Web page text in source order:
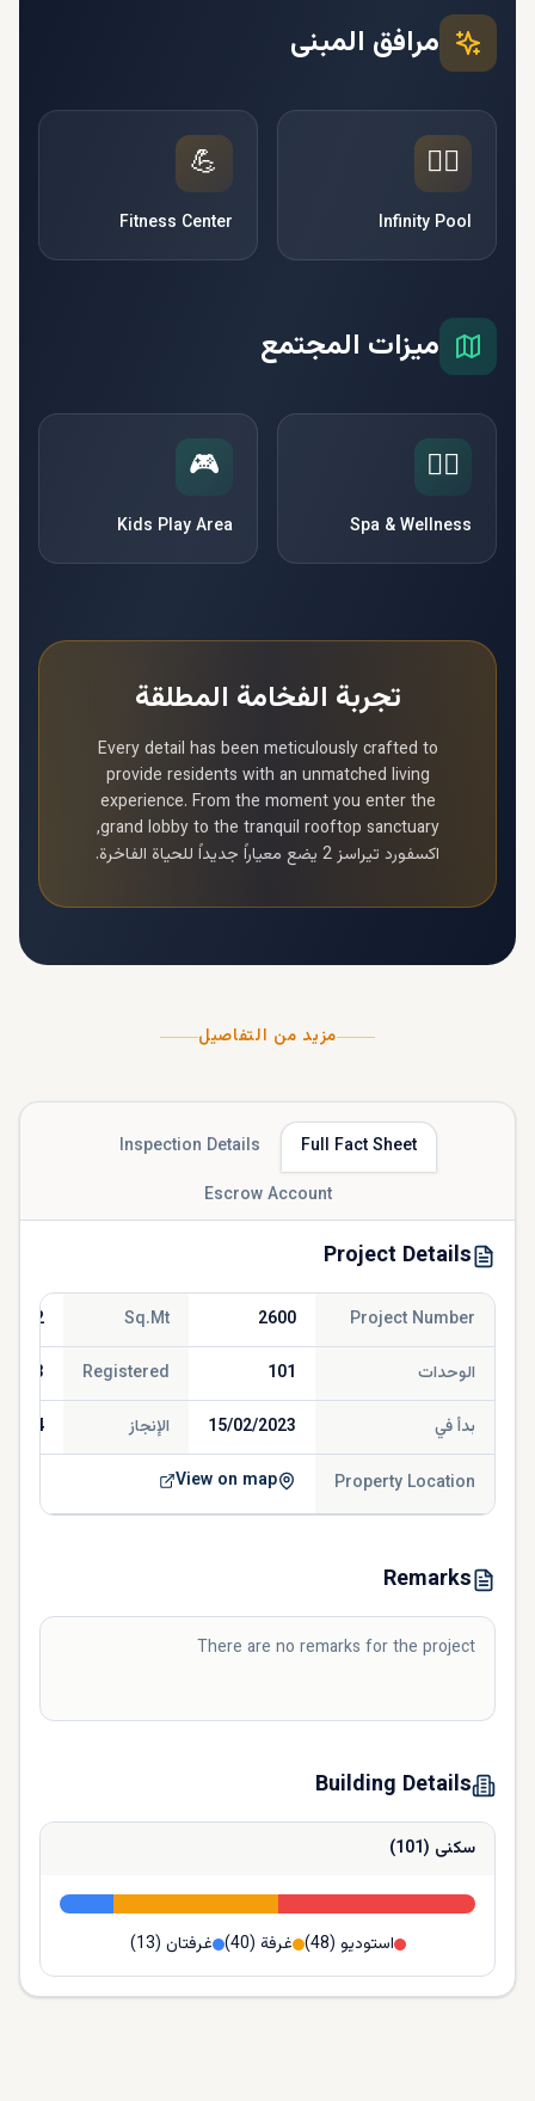
مرافق المبنى
🏊‍♂️
Infinity Pool
💪
Fitness Center
ميزات المجتمع
🧘‍♀️
Spa & Wellness
🎮
Kids Play Area
تجربة الفخامة المطلقة
Every detail has been meticulously crafted to
provide residents with an unmatched living
experience. From the moment you enter the
grand lobby to the tranquil rooftop sanctuary,
اكسفورد تيراسز 2
يضع معياراً جديداً للحياة الفاخرة.
مزيد من التفاصيل
Full Fact Sheet
Inspection Details
Escrow Account
Project Details
Project Number
2600
Sq.Mt
الوحدات 101
Registered
بدأ في 15/02/2023 الإنجاز
Property Location
View on map
Remarks
There are no remarks for the project
Building Details
سكنى (
101
)
استوديو (
48
) غرفة (
40
) غرفتان (
13
)